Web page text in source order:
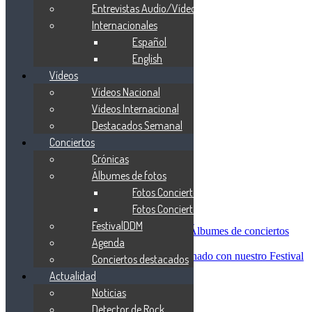
Blind Guardian
Metallica
Redemption
Saratoga
Vanden Plas
Entrevistas
Nacionales
Entrevistas Audio/Vídeo
Internacionales
Español
English
Vídeos
Vídeos Nacional
Videos Internacional
Destacados Semanal
Crónicas
Álbumes de fotos
Fotos Conciertos 2026
Álbumes de conciertos
Fotos Conciertos 2027
FestivalDDMTodas lo relacionado con nuestro Festival
Dioses del Metal
Agenda
Conciertos destacados
Actualidad
Entrevistas Audio/Vídeo
Internacionales
Español
English
Vídeos
Vídeos Nacional
Videos Internacional
Destacados Semanal
Conciertos
Crónicas
Álbumes de fotos
Fotos Conciertos 2026
Fotos Conciertos 2027
FestivalDDM
Agenda
Conciertos destacados
Actualidad
Noticias
Detector de Rock